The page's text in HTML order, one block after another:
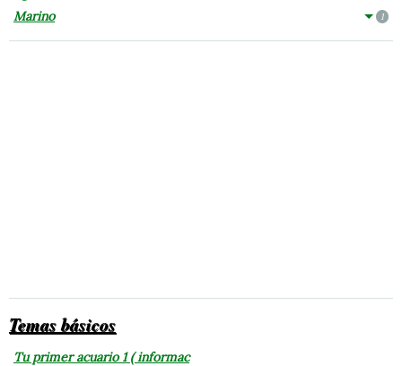
Marino 1
Temas básicos
Tu primer acuario 1 ( informac